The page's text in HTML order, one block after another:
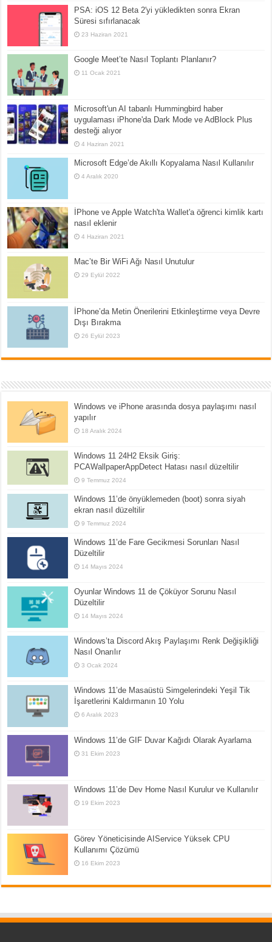
PSA: iOS 12 Beta 2'yi yükledikten sonra Ekran
Süresi sıfırlanacak
23 Haziran 2021
Google Meet’te Nasıl Toplantı Planlanır?
11 Ocak 2021
Microsoft'un AI tabanlı Hummingbird haber
uygulaması iPhone'da Dark Mode ve AdBlock Plus
desteği alıyor
4 Haziran 2021
Microsoft Edge’de Akıllı Kopyalama Nasıl Kullanılır
4 Aralık 2020
İPhone ve Apple Watch'ta Wallet'a öğrenci kimlik kartı
nasıl eklenir
4 Haziran 2021
Mac’te Bir WiFi Ağı Nasıl Unutulur
29 Eylül 2022
İPhone’da Metin Önerilerini Etkinleştirme veya Devre
Dışı Bırakma
26 Eylül 2023
Windows ve iPhone arasında dosya paylaşımı nasıl
yapılır
18 Aralık 2024
Windows 11 24H2 Eksik Giriş:
PCAWallpaperAppDetect Hatası nasıl düzeltilir
9 Temmuz 2024
Windows 11’de önyüklemeden (boot) sonra siyah
ekran nasıl düzeltilir
9 Temmuz 2024
Windows 11’de Fare Gecikmesi Sorunları Nasıl
Düzeltilir
14 Mayıs 2024
Oyunlar Windows 11 de Çöküyor Sorunu Nasıl
Düzeltilir
14 Mayıs 2024
Windows’ta Discord Akış Paylaşımı Renk Değişikliği
Nasıl Onarılır
3 Ocak 2024
Windows 11’de Masaüstü Simgelerindeki Yeşil Tik
İşaretlerini Kaldırmanın 10 Yolu
6 Aralık 2023
Windows 11’de GIF Duvar Kağıdı Olarak Ayarlama
31 Ekim 2023
Windows 11’de Dev Home Nasıl Kurulur ve Kullanılır
19 Ekim 2023
Görev Yöneticisinde AIService Yüksek CPU
Kullanımı Çözümü
16 Ekim 2023